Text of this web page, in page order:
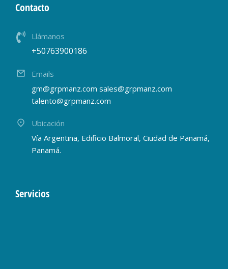
Contacto
Llámanos
+50763900186
Emails
gm@grpmanz.com sales@grpmanz.com
talento@grpmanz.com
Ubicación
Vía Argentina, Edificio Balmoral, Ciudad de Panamá,
Panamá.
Servicios